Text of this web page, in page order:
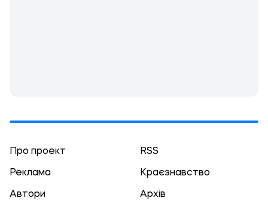
Про проект RSS
Реклама Краєзнавство
Автори Архів